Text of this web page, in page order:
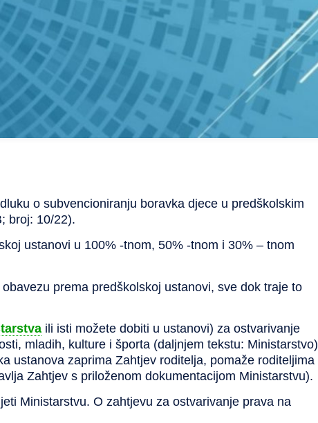
o subvencioniranju boravka djece u predškolskim
broj: 10/22).
ustanovi u 100% -tnom, 50% -tnom i 30% – tnom
prema predškolskoj ustanovi, sve dok traje to
ili isti možete dobiti u ustanovi) za ostvarivanje
mladih, kulture i športa (daljnjem tekstu: Ministarstvo)
ustanova zaprima Zahtjev roditelja, pomaže roditeljima
Zahtjev s priloženom dokumentacijom Ministarstvu).
Ministarstvu. O zahtjevu za ostvarivanje prava na